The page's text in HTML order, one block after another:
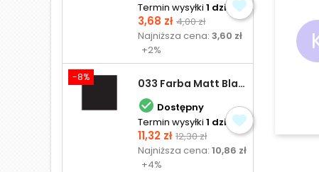
Termin wysyłki 1 dzień
Cena
3,68 zł Cena
podstawowa
4,00 zł
Najniższa cena:3,60 zł
+2%
-8% 033 Farba Matt Black - olejna
 Dostępny
Termin wysyłki 1 dzień
Cena
11,32 zł Cena
podstawowa
12,30 zł
Najniższa cena:10,86 zł
+4%